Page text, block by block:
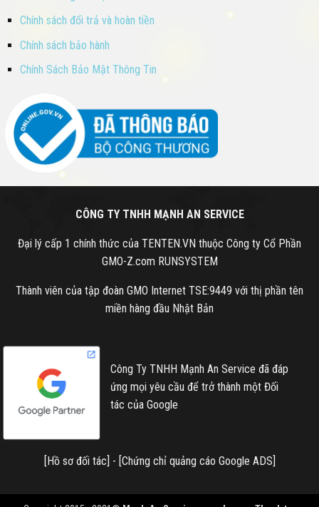
Chính sách đổi trả và hoàn tiền
Chính sách bảo hành
Chính Sách Bảo Mật Thông Tin
CÔNG TY TNHH MẠNH AN SERVICE
Đại lý cấp 1 chính thức của TENTEN.VN thuộc Công ty Cổ Phần
GMO-Z.com RUNSYSTEM
Thành viên của tập đoàn GMO Internet TSE:9449 với thị phần tên
miền hàng đầu Nhật Bản
Công Ty TNHH Mạnh An Service đã đáp
ứng mọi yêu cầu để trở thành một Đối
tác của Google
[Hồ sơ đối tác] - [Chứng chỉ quảng cáo Google ADS]